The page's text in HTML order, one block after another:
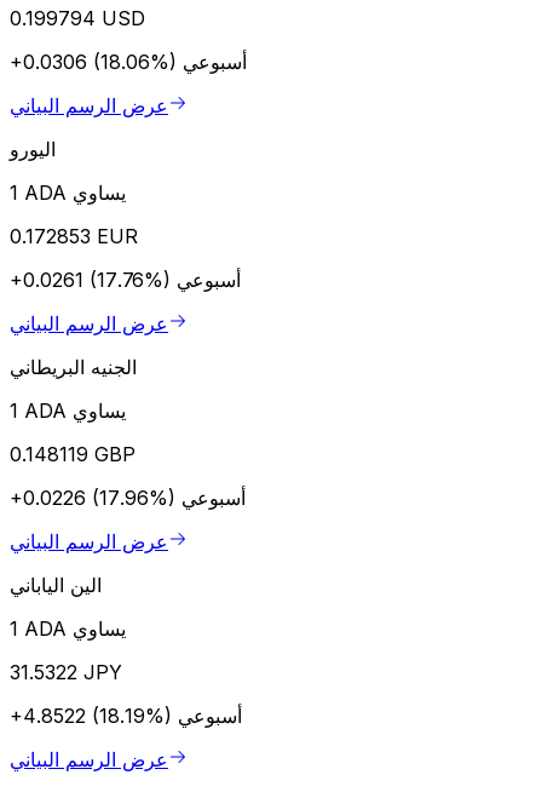
0.199794 USD
+0.0306 (18.06%) أسبوعي
عرض الرسم البياني
اليورو
1 ADA يساوي
0.172853 EUR
+0.0261 (17.76%) أسبوعي
عرض الرسم البياني
الجنيه البريطاني
1 ADA يساوي
0.148119 GBP
+0.0226 (17.96%) أسبوعي
عرض الرسم البياني
الين الياباني
1 ADA يساوي
31.5322 JPY
+4.8522 (18.19%) أسبوعي
عرض الرسم البياني